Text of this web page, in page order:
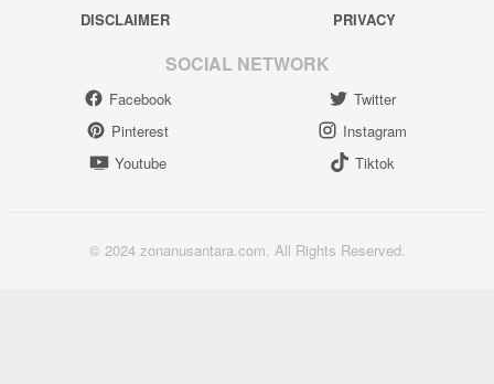
DISCLAIMER
PRIVACY
SOCIAL NETWORK
Facebook
Twitter
Pinterest
Instagram
Youtube
Tiktok
© 2024 zonanusantara.com. All Rights Reserved.